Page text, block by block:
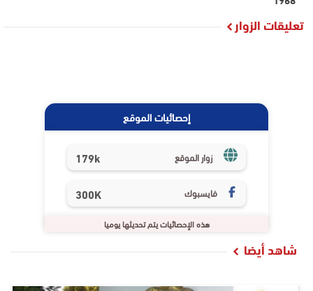
تعليقات الزوار
إحصائيات الموقع
زوار الموقع 179k
فايسبوك 300K
هذه الإحصائيات يتم تحديثها يوميا
شاهد أيضا